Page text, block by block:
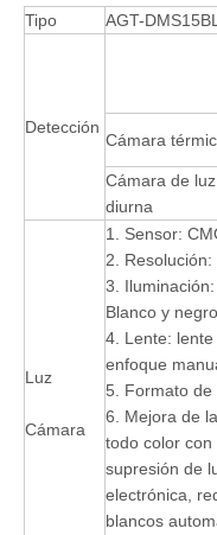
Tipo AGT-
Detección
Cámara
Cámara de luz
diurna
Luz
Cámara
1. Sensor:
2.
3.
Blanco y
4. Lente:
enfoque
5. Formato de
6. Mejora de
todo color con
supresión de
electrónica,
blancos